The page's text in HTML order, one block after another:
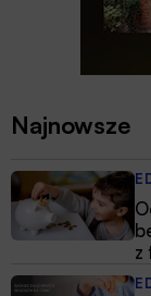
Najnowsze
z